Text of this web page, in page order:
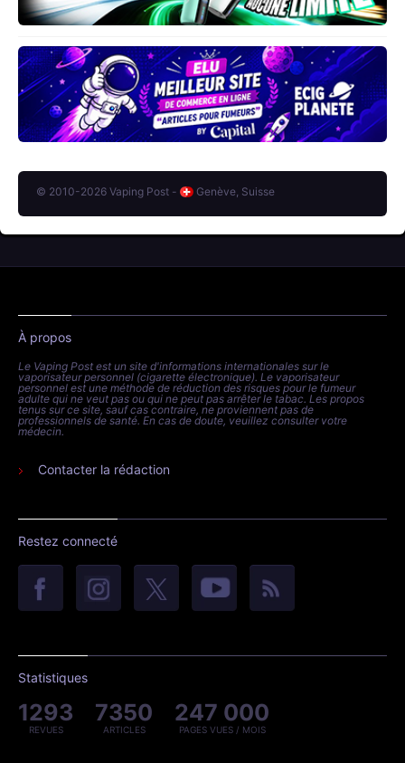
© 2010-2026 Vaping Post - Genève, Suisse
À propos
Le Vaping Post est un site d'informations internationales sur le
vaporisateur personnel (cigarette électronique). Le vaporisateur
personnel est une méthode de réduction des risques pour le fumeur
adulte qui ne veut pas ou qui ne peut pas arrêter le tabac. Les propos
tenus sur ce site, sauf cas contraire, ne proviennent pas de
professionnels de santé. En cas de doute, veuillez consulter votre
médecin.
Contacter la rédaction
Restez connecté
Statistiques
1293
REVUES
7350
ARTICLES
247 000
PAGES VUES / MOIS